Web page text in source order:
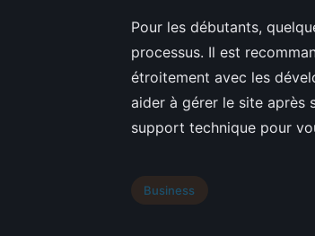
Pour les débutants,
processus. Il est
étroitement avec les
aider à gérer le site après
support technique pour
Business